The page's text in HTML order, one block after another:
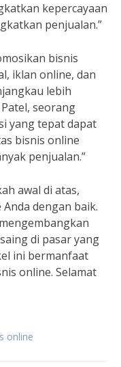
kepercayaan
penjualan.”
bisnis
iklan online, dan
lebih
seorang
yang tepat dapat
bisnis online
penjualan.”
awal di atas,
dengan baik.
di pasar yang
ini bermanfaat
online. Selamat
online